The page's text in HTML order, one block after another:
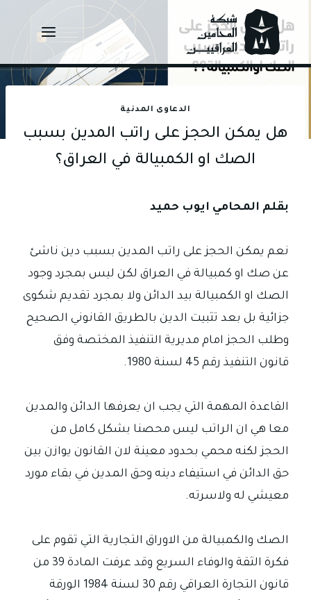
content
الدعاوى المدنية
هل يمكن الحجز على راتب المدين بسبب
الصك او الكمبيالة في العراق؟
بقلم المحامي ايوب حميد
نعم يمكن الحجز على راتب المدين بسبب دين ناشئ
عن صك او كمبيالة في العراق لكن ليس بمجرد وجود
الصك او الكمبيالة بيد الدائن ولا بمجرد تقديم شكوى
جزائية بل بعد تثبيت الدين بالطريق القانوني الصحيح
وطلب الحجز امام مديرية التنفيذ المختصة وفق
قانون التنفيذ رقم 45 لسنة 1980.
القاعدة المهمة التي يجب ان يعرفها الدائن والمدين
معا هي ان الراتب ليس محصنا بشكل كامل من
الحجز لكنه محمي بحدود معينة لان القانون يوازن بين
حق الدائن في استيفاء دينه وحق المدين في بقاء مورد
معيشي له ولاسرته.
الصك والكمبيالة من الاوراق التجارية التي تقوم على
فكرة الثقة والوفاء السريع وقد عرفت المادة 39 من
قانون التجارة العراقي رقم 30 لسنة 1984 الورقة